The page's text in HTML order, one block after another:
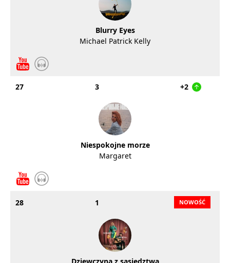
Blurry Eyes
Michael Patrick Kelly
27 3 +2
Niespokojne morze
Margaret
28 1